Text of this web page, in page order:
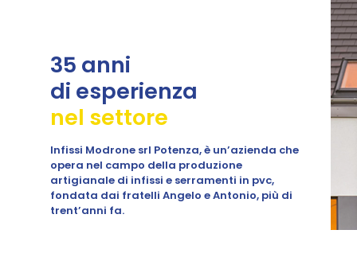
35 anni
di esperienza
nel settore
Infissi Modrone srl Potenza, è un’azienda che
opera nel campo della produzione
artigianale di infissi e serramenti in pvc,
fondata dai fratelli Angelo e Antonio, più di
trent’anni fa.